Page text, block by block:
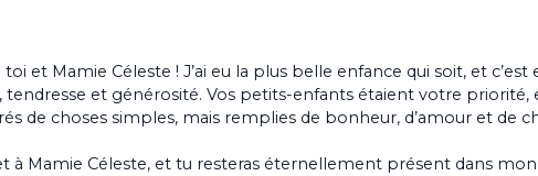
et Mamie Céleste ! J’ai eu la plus belle enfance qui soit, et
et générosité. Vos petits-enfants étaient votre priorité,
de choses simples, mais remplies de bonheur, d’amour et de
Mamie Céleste, et tu resteras éternellement présent dans